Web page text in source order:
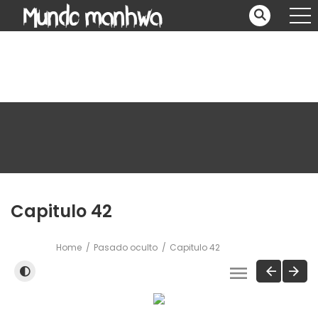
Capitulo 42
Home Pasado oculto Capitulo 42